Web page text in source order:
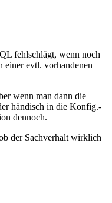
fehlschlägt, wenn noch
einer evtl. vorhandenen
wenn man dann die
händisch in die Konfig.-
dennoch.
der Sachverhalt wirklich